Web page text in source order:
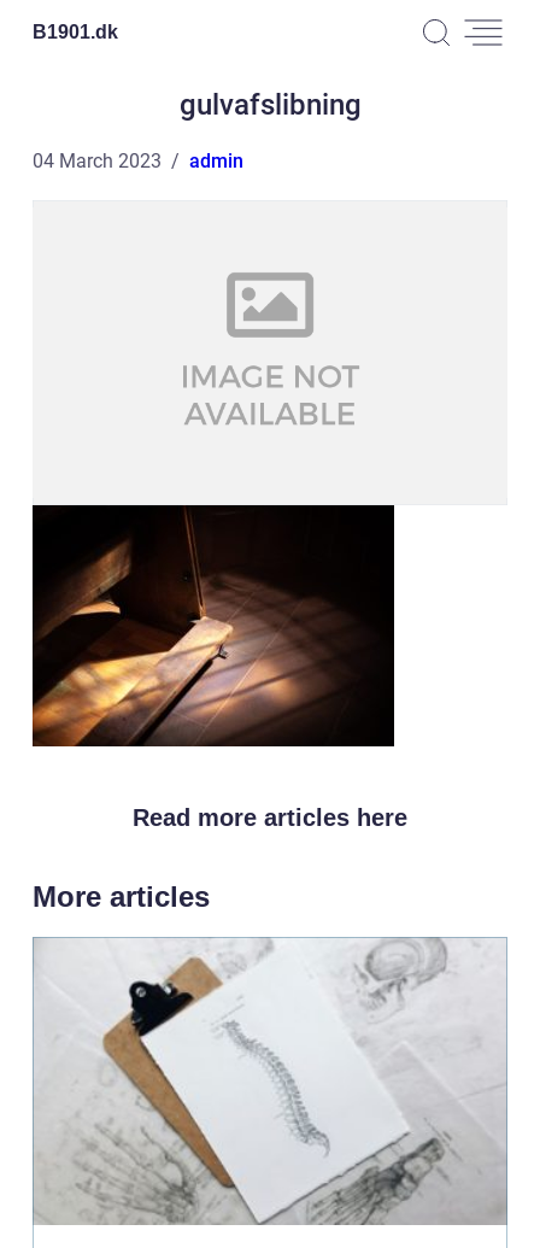
B1901.dk
gulvafslibning
04 March 2023 admin
Read more articles here
More articles